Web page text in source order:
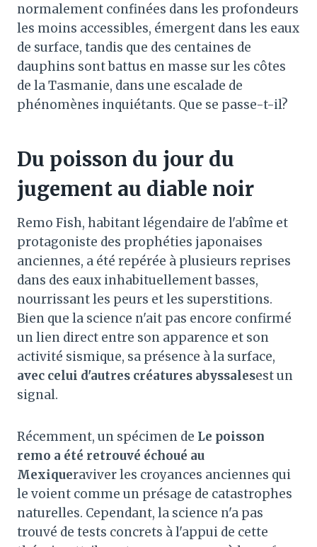
normalement confinées dans les profondeurs
les moins accessibles, émergent dans les eaux
de surface, tandis que des centaines de
dauphins sont battus en masse sur les côtes
de la Tasmanie, dans une escalade de
phénomènes inquiétants. Que se passe-t-il?
Du poisson du jour du
jugement au diable noir
Remo Fish, habitant légendaire de l'abîme et
protagoniste des prophéties japonaises
anciennes, a été repérée à plusieurs reprises
dans des eaux inhabituellement basses,
nourrissant les peurs et les superstitions.
Bien que la science n'ait pas encore confirmé
un lien direct entre son apparence et son
activité sismique, sa présence à la surface,
avec celui d'autres créatures abyssalesest un
signal.
Récemment, un spécimen de Le poisson
remo a été retrouvé échoué au
Mexiqueraviver les croyances anciennes qui
le voient comme un présage de catastrophes
naturelles. Cependant, la science n'a pas
trouvé de tests concrets à l'appui de cette